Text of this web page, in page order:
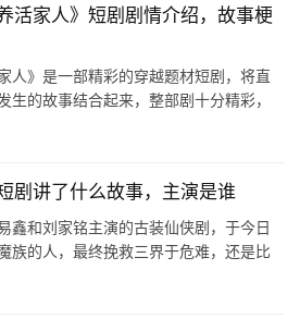
活家人》短剧剧情介绍，故事梗
人》是一部精彩的穿越题材短剧，将直
生的故事结合起来，整部剧十分精彩，
剧讲了什么故事，主演是谁
鑫和刘家铭主演的古装仙侠剧，于今日
族的人，最终挽救三界于危难，还是比